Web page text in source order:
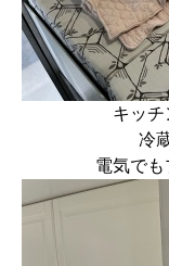
キッチ
冷
電気で